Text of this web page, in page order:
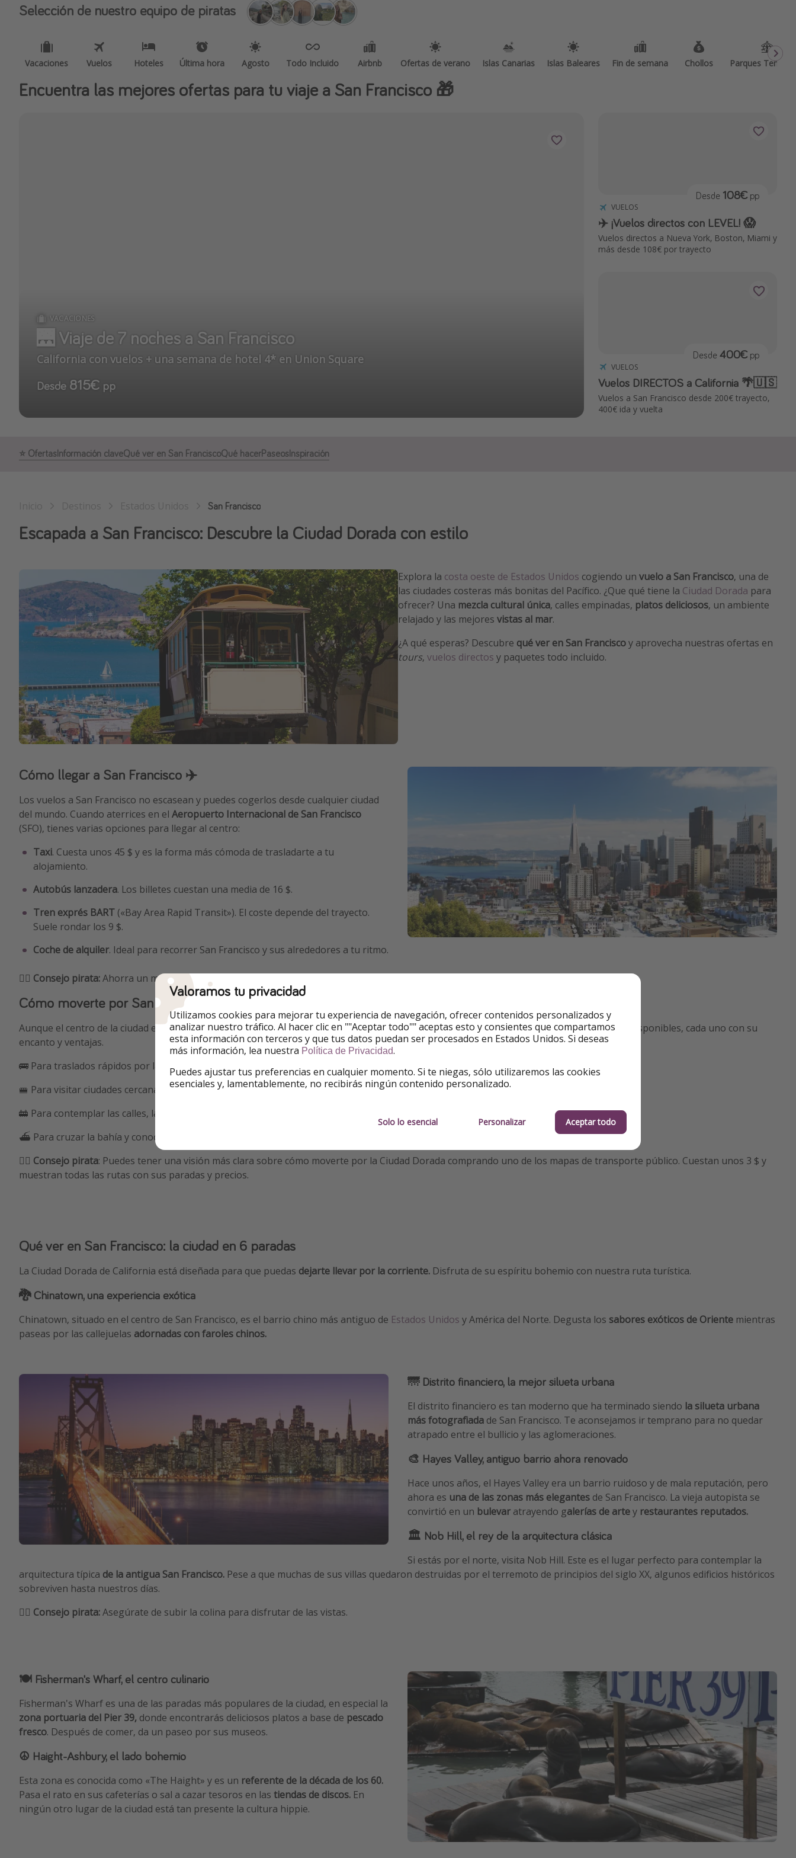
Selección de nuestro equipo de piratas
Vacaciones Vuelos Hoteles Última hora Agosto Todo Incluido Airbnb Ofertas de verano Islas Canarias Islas Baleares Fin de semana Chollos Parques
Encuentra las mejores ofertas para tu viaje a San Francisco 🎁
VACACIONES
🌉 Viaje de 7 noches a San Francisco
California con vuelos + una semana de hotel 4* en Union Square
Desde 815€ pp
VUELOS
✈️ ¡Vuelos directos con LEVEL! 😱
Vuelos directos a Nueva York, Boston, Miami y
más desde 108€ por trayecto
Desde 108€ pp
VUELOS
Vuelos DIRECTOS a California 🌴🇺🇸
Vuelos a San Francisco desde 200€ trayecto,
400€ ida y vuelta
Desde 400€ pp
⭐️ OfertasInformación claveQué ver en San FranciscoQué hacerPaseosInspiración
San Francisco
Escapada a San Francisco: Descubre la Ciudad Dorada con estilo
Explora la costa oeste de Estados Unidos cogiendo un vuelo a San Francisco, una de
las ciudades costeras más bonitas del Pacífico. ¿Que qué tiene la Ciudad Dorada para
ofrecer? Una mezcla cultural única, calles empinadas, platos deliciosos, un ambiente
relajado y las mejores vistas al mar.
¿A qué esperas? Descubre qué ver en San Franciscoy aprovecha nuestras ofertas en
tours, vuelos directos y paquetes todo incluido.
Cómo llegar a San Francisco ✈️
Los vuelos a San Francisco no escasean y puedes cogerlos desde cualquier ciudad
del mundo. Cuando aterrices en el Aeropuerto Internacional de San Francisco
(SFO), tienes varias opciones para llegar al centro:
Taxi. Cuesta unos 45 $ y es la forma más cómoda de trasladarte a tu
alojamiento.
Autobús lanzadera. Los billetes cuestan una media de 16 $.
Tren exprés BART («Bay Area Rapid Transit»). El coste depende del trayecto.
Suele rondar los 9 $.
Coche de alquiler. Ideal para recorrer San Francisco y sus alrededores a tu ritmo.
🏴‍☠️ Consejo pirata:Ahorra un montón usando nuestro buscador de
Cómo moverte por San Francisco
Aunque el centro de la ciudad es fácil de explorar andando o en bici (si es que no te molestan las colinas), hay varios medios de transporte disponibles, cada uno con su
encanto y ventajas.
🚌 Para traslados rápidos por la ciudad:
autobús MUNI.
🚝 Para visitar ciudades cercanas como San José:BART o Caltrain.
🚋 Para contemplar las calles, la arquitectura y el paisaje:
⛴️ Para cruzar la bahía y conocer destinos como Sausalito:
🏴‍☠️ Consejo pirata: Puedes tener una visión más clara sobre cómo moverte por la Ciudad Dorada comprando uno de los mapas de transporte público. Cuestan unos 3 $ y
muestran todas las rutas con sus paradas y precios.
Qué ver en San Francisco: la ciudad en 6 paradas
La Ciudad Dorada de California está diseñada para que puedas dejarte llevar por la corriente. Disfruta de su espíritu bohemio con nuestra ruta turística.
🐉 Chinatown, una experiencia exótica
Chinatown, situado en el centro de San Francisco, es el barrio chino más antiguo de Estados Unidos y América del Norte. Degusta los sabores exóticos de Oriente mientras
paseas por las callejuelas adornadas con faroles chinos.
🌁 Distrito financiero, la mejor silueta urbana
El distrito financiero es tan moderno que ha terminado siendo la silueta urbana
más fotografiada de San Francisco. Te aconsejamos ir temprano para no quedar
atrapado entre el bullicio y las aglomeraciones.
🎨 Hayes Valley, antiguo barrio ahora renovado
Hace unos años, el Hayes Valley era un barrio ruidoso y de mala reputación, pero
ahora es una de las zonas más elegantes de San Francisco. La vieja autopista se
convirtió en un bulevar atrayendo galerías de artey restaurantes reputados.
🏛️ Nob Hill, el rey de la arquitectura clásica
Si estás por el norte, visita Nob Hill. Este es el lugar perfecto para contemplar la
arquitectura típica de la antigua San Francisco. Pese a que muchas de sus villas quedaron destruidas por el terremoto de principios del siglo XX, algunos edificios históricos
sobreviven hasta nuestros días.
🏴‍☠️ Consejo pirata:Asegúrate de subir la colina para disfrutar de las vistas.
🍽️ Fisherman's Wharf, el centro culinario
Fisherman's Wharf es una de las paradas más populares de la ciudad, en especial la
zona portuaria del Pier 39, donde encontrarás deliciosos platos a base de pescado
fresco. Después de comer, da un paseo por sus museos.
☮️ Haight-Ashbury, el lado bohemio
Esta zona es conocida como «The Haight» y es un referente de la década de los 60.
Pasa el rato en sus cafeterías o sal a cazar tesoros en las tiendas de discos. En
ningún otro lugar de la ciudad está tan presente la cultura hippie.
Valoramos tu privacidad
Utilizamos cookies para mejorar tu experiencia de navegación, ofrecer contenidos personalizados y
analizar nuestro tráfico. Al hacer clic en ""Aceptar todo"" aceptas esto y consientes que compartamos
esta información con terceros y que tus datos puedan ser procesados en Estados Unidos. Si deseas
más información, lea nuestra Política de Privacidad.
Puedes ajustar tus preferencias en cualquier momento. Si te niegas, sólo utilizaremos las cookies
esenciales y, lamentablemente, no recibirás ningún contenido personalizado.
Solo lo esencial Personalizar Aceptar todo